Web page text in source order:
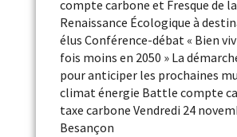
compte carbone et Fresque de la
Renaissance Écologique à
élus Conférence-débat « Bien
fois moins en 2050 » La
pour anticiper les prochaines
climat énergie Battle compte
taxe carbone Vendredi 24
Besançon